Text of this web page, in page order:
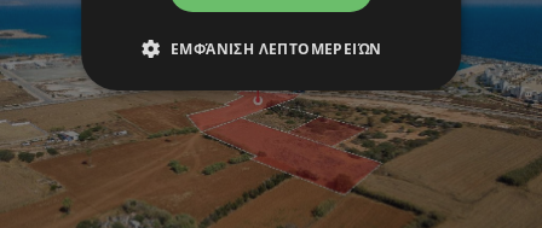
ΕΜΦΆΝΙΣΗ ΛΕΠΤΟΜΕΡΕΙΏΝ